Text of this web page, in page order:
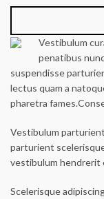
Vestibulum
penatibus
suspendisse
lectus quam a
pharetra
Vestibulum
parturient
vestibulum hendrerit
Scelerisque